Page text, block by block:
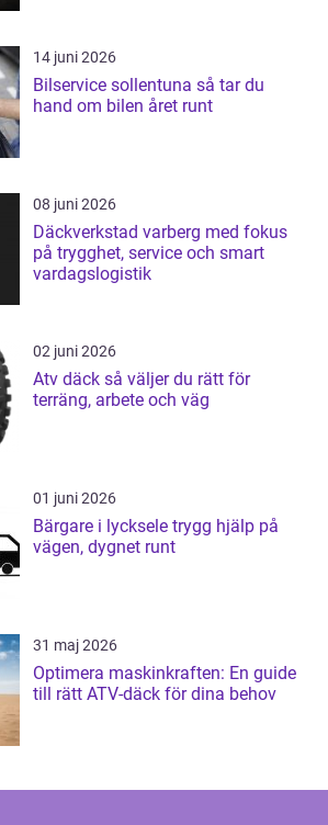
14 juni 2026
Bilservice sollentuna så tar du
hand om bilen året runt
08 juni 2026
Däckverkstad varberg med fokus
på trygghet, service och smart
vardagslogistik
02 juni 2026
Atv däck så väljer du rätt för
terräng, arbete och väg
01 juni 2026
Bärgare i lycksele trygg hjälp på
vägen, dygnet runt
31 maj 2026
Optimera maskinkraften: En guide
till rätt ATV-däck för dina behov